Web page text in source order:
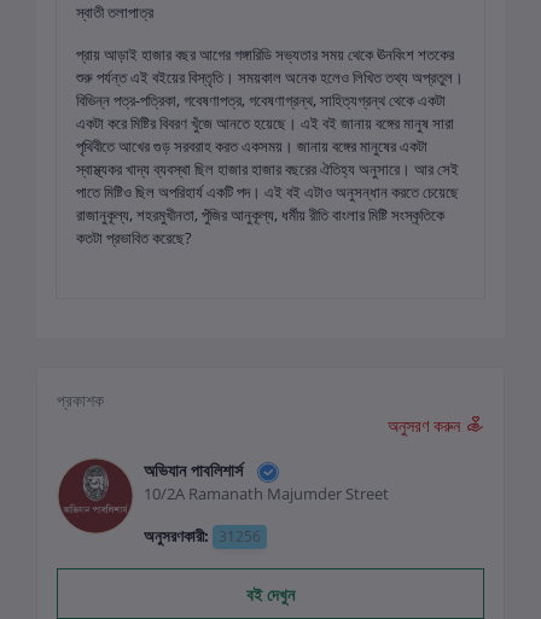
স্বাতী তলাপাত্র
প্রায় আড়াই হাজার বছর আগের গঙ্গারিডি সভ্যতার সময় থেকে ঊনবিংশ শতকের
শুরু পর্যন্ত এই বইয়ের বিস্তৃতি। সময়কাল অনেক হলেও লিখিত তথ্য অপ্রতুল।
বিভিন্ন পত্র-পত্রিকা, গবেষণাপত্র, গবেষণাগ্রন্থ, সাহিত্যগ্রন্থ থেকে একটা
একটা করে মিষ্টির বিবরণ খুঁজে আনতে হয়েছে। এই বই জানায় বঙ্গের মানুষ সারা
পৃথিবীতে আখের গুড় সরবরাহ করত একসময়। জানায় বঙ্গের মানুষের একটা
স্বাস্থ্যকর খাদ্য ব্যবস্থা ছিল হাজার হাজার বছরের ঐতিহ্য অনুসারে। আর সেই
পাতে মিষ্টিও ছিল‌ অপরিহার্য একটি পদ। এই বই এটাও অনুসন্ধান করতে চেয়েছে
রাজানুকূল্য, শহরমুখীনতা, পুঁজির আনুকূল্য, ধর্মীয় রীতি বাংলার মিষ্টি সংস্কৃতিকে
কতটা প্রভাবিত করেছে?
প্রকাশক
অনুসরণ করুন
অভিযান পাবলিশার্স
10/2A Ramanath Majumder Street
অনুসরণকারী: 31256
বই দেখুন